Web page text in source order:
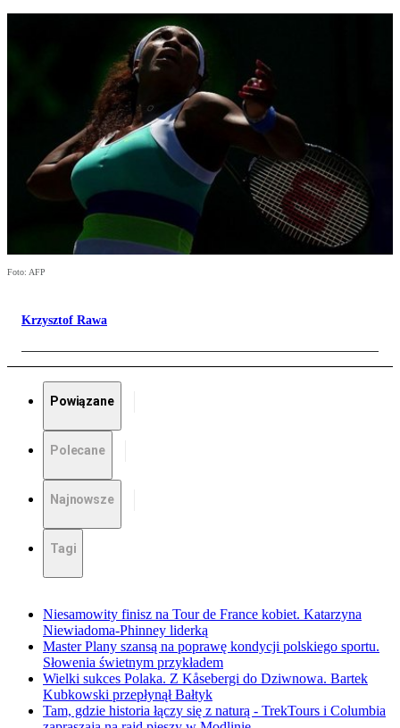
Foto: AFP
Krzysztof Rawa
Powiązane
Polecane
Najnowsze
Tagi
Niesamowity finisz na Tour de France kobiet. Katarzyna
Niewiadoma-Phinney liderką
Master Plany szansą na poprawę kondycji polskiego sportu.
Słowenia świetnym przykładem
Wielki sukces Polaka. Z Kåsebergi do Dziwnowa. Bartek
Kubkowski przepłynął Bałtyk
Tam, gdzie historia łączy się z naturą - TrekTours i Columbia